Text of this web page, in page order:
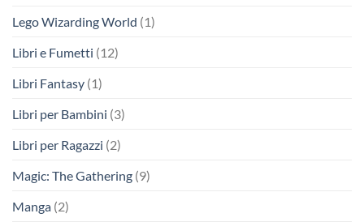
Lego Wizarding World (1)
Libri e Fumetti (12)
Libri Fantasy (1)
Libri per Bambini (3)
Libri per Ragazzi (2)
Magic: The Gathering (9)
Manga (2)